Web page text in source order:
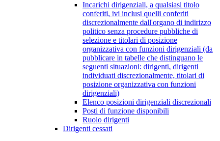
Incarichi dirigenziali, a qualsiasi titolo
conferiti, ivi inclusi quelli conferiti
discrezionalmente dall'organo di indirizzo
politico senza procedure pubbliche di
selezione e titolari di posizione
organizzativa con funzioni dirigenziali (da
pubblicare in tabelle che distinguano le
seguenti situazioni: dirigenti, dirigenti
individuati discrezionalmente, titolari di
posizione organizzativa con funzioni
dirigenziali)
Elenco posizioni dirigenziali discrezionali
Posti di funzione disponibili
Ruolo dirigenti
Dirigenti cessati